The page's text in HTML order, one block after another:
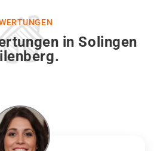
in Solingen